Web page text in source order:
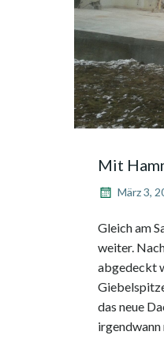
Mit
März 3,
Gleich am
weiter.
abgedeckt
das neue